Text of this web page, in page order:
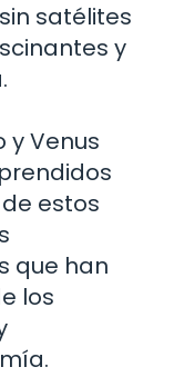
satélites
y
y Venus
estos
que han
los